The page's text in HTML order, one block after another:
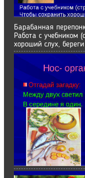
Барабанная
Работа с учебником
хороший слух,